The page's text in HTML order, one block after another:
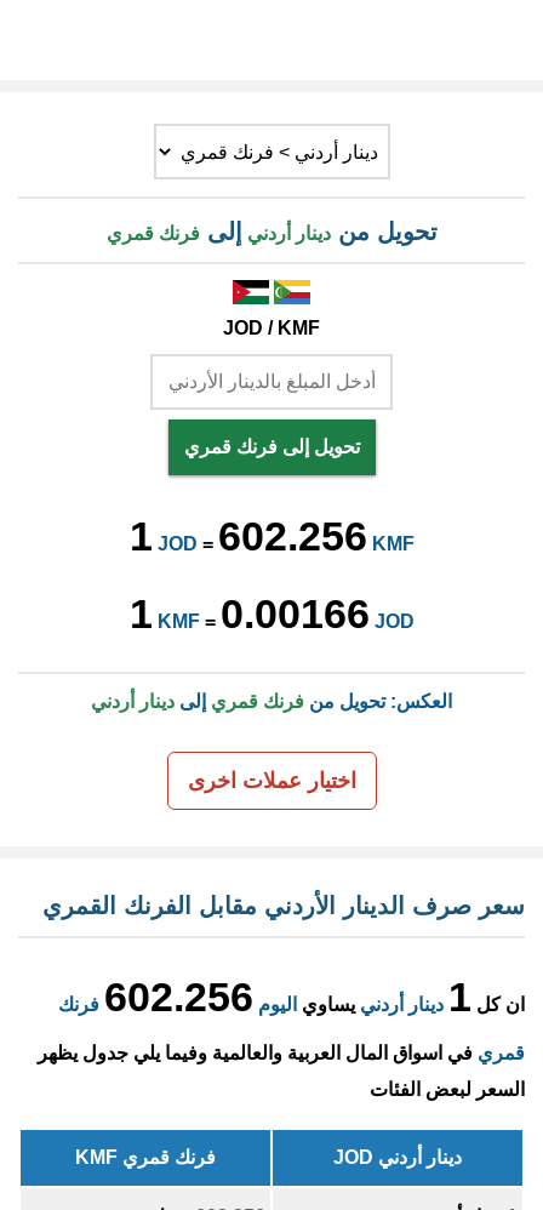
تحويل مندينار أردني إلىفرنك قمري
JOD / KMF
تحويل إلى فرنك قمري
1 JOD = 602.256 KMF
1 KMF= 0.00166 JOD
العكس: تحويل من فرنك قمري إلى دينار أردني
اختيار عملات اخرى
سعر صرف الدينار الأردني مقابل الفرنك القمري
ان كل 1 دينار أردني يساوي اليوم 602.256 فرنك
قمري في اسواق المال العربية والعالمية وفيما يلي جدول يظهر
السعر لبعض الفئات
دينار أردني JOD فرنك قمري KMF